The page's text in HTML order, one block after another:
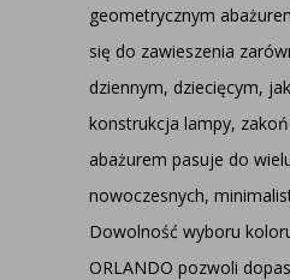
geometrycznym
się do zawieszenia
dziennym, dziecięcym,
konstrukcja lampy,
abażurem pasuje do
nowoczesnych,
Dowolność wyboru
ORLANDO pozwoli